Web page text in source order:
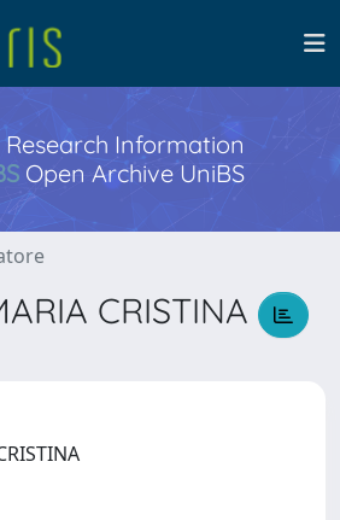
Information
Open Archive UniBS
CRISTINA